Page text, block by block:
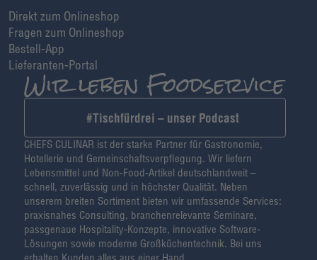
Direkt zum Onlineshop
Fragen zum Onlineshop
Bestell-App
Lieferanten-Portal
#Tischfürdrei – unser Podcast
CHEFS CULINAR ist der starke Partner für Gastronomie,
Hotellerie und Gemeinschaftsverpflegung. Wir liefern
Lebensmittel und Non-Food-Artikel deutschlandweit –
schnell, zuverlässig und in höchster Qualität. Neben
unserem breiten Sortiment bieten wir umfassende Services:
praxisnahes Consulting, branchenrelevante Seminare,
passgenaue Hospitality-Konzepte, innovative Software-
Lösungen sowie moderne Großküchentechnik. Bei uns